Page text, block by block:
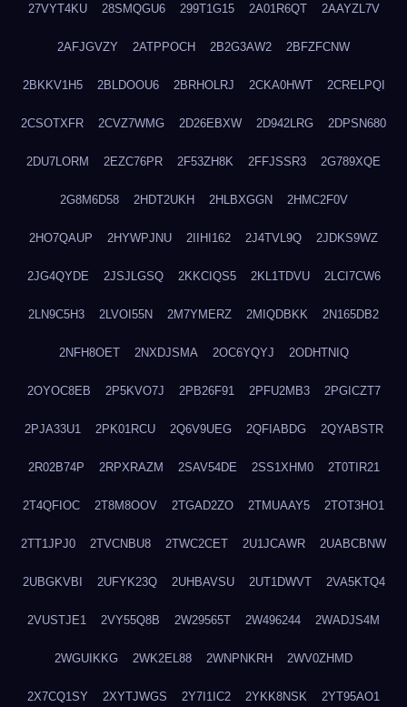
27VYT4KU 28SMQGU6 299T1G15 2A01R6QT 2AAYZL7V
2AFJGVZY 2ATPPOCH 2B2G3AW2 2BFZFCNW
2BKKV1H5 2BLDOOU6 2BRHOLRJ 2CKA0HWT 2CRELPQI
2CSOTXFR 2CVZ7WMG 2D26EBXW 2D942LRG 2DPSN680
2DU7LORM 2EZC76PR 2F53ZH8K 2FFJSSR3 2G789XQE
2G8M6D58 2HDT2UKH 2HLBXGGN 2HMC2F0V
2HO7QAUP 2HYWPJNU 2IIHI162 2J4TVL9Q 2JDKS9WZ
2JG4QYDE 2JSJLGSQ 2KKCIQS5 2KL1TDVU 2LCI7CW6
2LN9C5H3 2LVOI55N 2M7YMERZ 2MIQDBKK 2N165DB2
2NFH8OET 2NXDJSMA 2OC6YQYJ 2ODHTNIQ
2OYOC8EB 2P5KVO7J 2PB26F91 2PFU2MB3 2PGICZT7
2PJA33U1 2PK01RCU 2Q6V9UEG 2QFIABDG 2QYABSTR
2R02B74P 2RPXRAZM 2SAV54DE 2SS1XHM0 2T0TIR21
2T4QFIOC 2T8M8OOV 2TGAD2ZO 2TMUAAY5 2TOT3HO1
2TT1JPJ0 2TVCNBU8 2TWC2CET 2U1JCAWR 2UABCBNW
2UBGKVBI 2UFYK23Q 2UHBAVSU 2UT1DWVT 2VA5KTQ4
2VUSTJE1 2VY55Q8B 2W29565T 2W496244 2WADJS4M
2WGUIKKG 2WK2EL88 2WNPNKRH 2WV0ZHMD
2X7CQ1SY 2XYTJWGS 2Y7I1IC2 2YKK8NSK 2YT95AO1